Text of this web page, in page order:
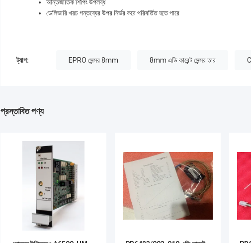
আন্তর্জাতিক শিপিং উপলব্ধ
ডেলিভারি খরচ গন্তব্যের উপর নির্ভর করে পরিবর্তিত হতে পারে
ট্যাগ: EPRO সেন্সর 8mm 8mm এডি কারেন্ট সেন্সর তার
প্রস্তাবিত পণ্য